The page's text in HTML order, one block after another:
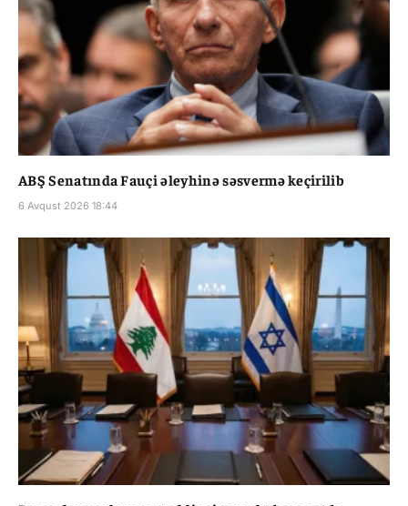
ABŞ Senatında Fauçi əleyhinə səsvermə keçirilib
6 Avqust 2026 18:44